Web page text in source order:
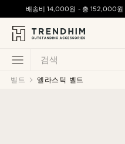
검색
배송비14,000원 - 총 152,000원
벨트 엘라스틱 벨트